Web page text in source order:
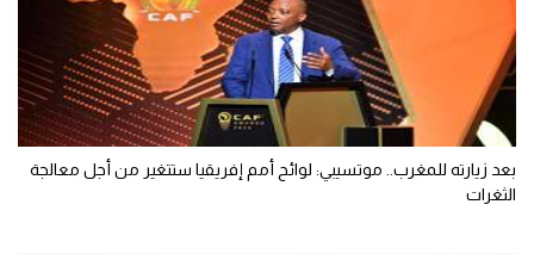
بعد زيارته للمغرب.. موتسيبي: لوائح أمم إفريقيا ستتغير من أجل معالجة
الثغرات